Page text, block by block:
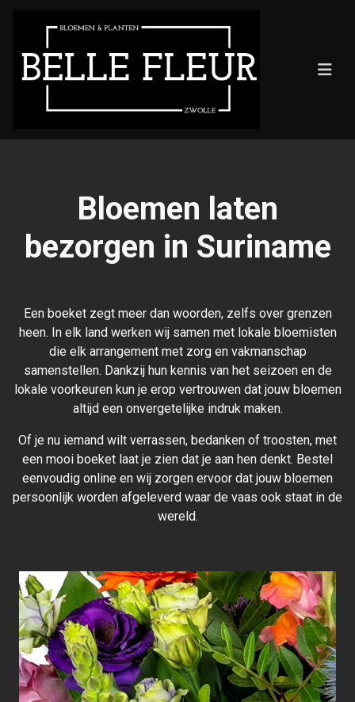
Bloemen laten
bezorgen in Suriname
Een boeket zegt meer dan woorden, zelfs over grenzen
heen. In elk land werken wij samen met lokale bloemisten
die elk arrangement met zorg en vakmanschap
samenstellen. Dankzij hun kennis van het seizoen en de
lokale voorkeuren kun je erop vertrouwen dat jouw bloemen
altijd een onvergetelijke indruk maken.
Of je nu iemand wilt verrassen, bedanken of troosten, met
een mooi boeket laat je zien dat je aan hen denkt. Bestel
eenvoudig online en wij zorgen ervoor dat jouw bloemen
persoonlijk worden afgeleverd waar de vaas ook staat in de
wereld.